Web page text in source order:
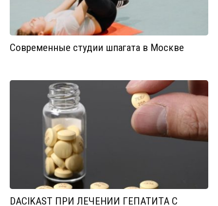
Современные студии шпагата в Москве
DACIKAST ПРИ ЛЕЧЕНИИ ГЕПАТИТА С